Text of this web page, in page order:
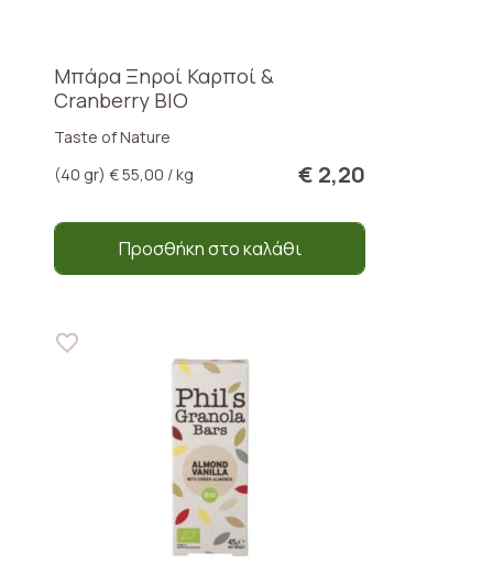
Μπάρα Ξηροί Καρποί &
Cranberry BIO
Taste of Nature
(40 gr) € 55,00 / kg
€ 2,20
Προσθήκη στο καλάθι